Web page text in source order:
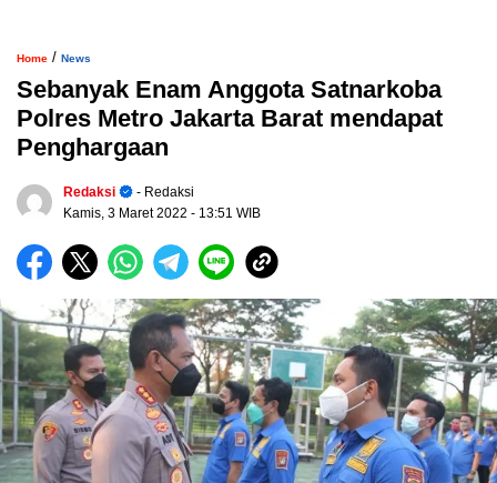
Home / News
Sebanyak Enam Anggota Satnarkoba
Polres Metro Jakarta Barat mendapat
Penghargaan
Redaksi
- Redaksi
Kamis, 3 Maret 2022 - 13:51 WIB